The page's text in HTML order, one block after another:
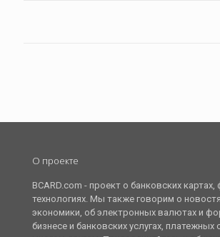
О проекте
BCARD.com - проект о банковских картах,
технологиях. Мы также говорим о
экономики, об электронных валютах и
бизнесе и банковских услугах, платежных